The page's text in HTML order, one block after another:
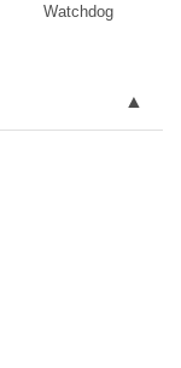
Watchdog